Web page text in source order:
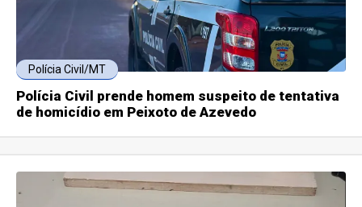
Polícia Civil/MT
Polícia Civil prende homem suspeito de tentativa
de homicídio em Peixoto de Azevedo